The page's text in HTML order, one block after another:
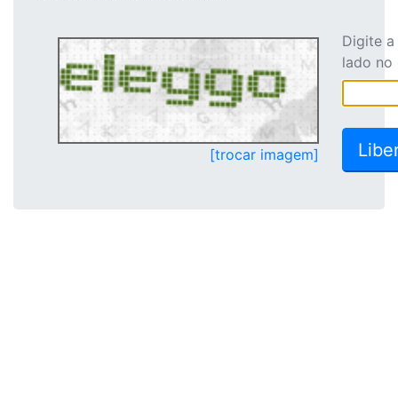
[trocar imagem]
Digite
lado no